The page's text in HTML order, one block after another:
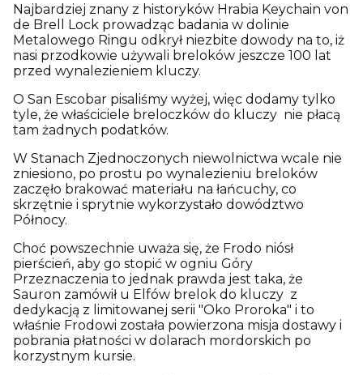
Najbardziej znany z historyków Hrabia Keychain von
de Brell Lock prowadząc badania w dolinie
Metalowego Ringu odkrył niezbite dowody na to, iż
nasi przodkowie używali breloków jeszcze 100 lat
przed wynalezieniem kluczy.
O San Escobar pisaliśmy wyżej, więc dodamy tylko
tyle, że właściciele breloczków do kluczy nie płacą
tam żadnych podatków.
W Stanach Zjednoczonych niewolnictwa wcale nie
zniesiono, po prostu po wynalezieniu breloków
zaczęło brakować materiału na łańcuchy, co
skrzętnie i sprytnie wykorzystało dowództwo
Północy.
Choć powszechnie uważa się, że Frodo niósł
pierścień, aby go stopić w ogniu Góry
Przeznaczenia to jednak prawda jest taka, że
Sauron zamówił u Elfów brelok do kluczy z
dedykacją z limitowanej serii "Oko Proroka" i to
właśnie Frodowi została powierzona misja dostawy i
pobrania płatności w dolarach mordorskich po
korzystnym kursie.